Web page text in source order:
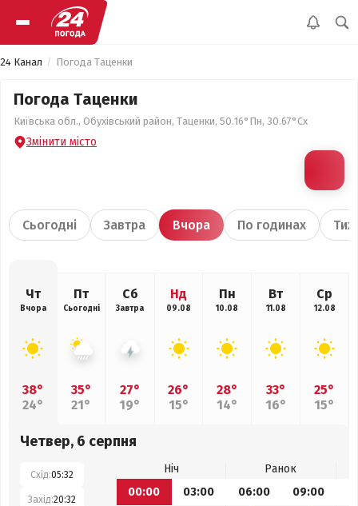
24 Канал Погода Таценки
Погода Таценки
Київська обл., Обухівський район, Таценки, 50.16°Пн, 30.67°Сх
Змінити місто
Сьогодні Завтра Вчора По годинах
Чт
Вчора
38°
24°
Пт
Сьогодні
35°
21°
Сб
Завтра
27°
19°
Нд
09.08
26°
15°
Пн
10.08
28°
14°
Вт
11.08
33°
16°
Ср
12.08
25°
15°
Четвер, 6 серпня
Схід:05:32
Захід:20:32
Ніч
Ранок
00:00
03:00 06:00 09:00